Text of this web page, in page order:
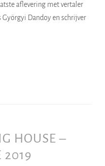
aflevering met vertaler
Dandoy en schrijver
HOUSE –
2019